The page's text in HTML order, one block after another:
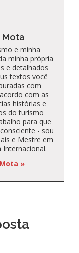
Mota
e minha
minha própria
e detalhados
textos você
com
com as
histórias e
do turismo
para que
- sou
e Mestre em
Internacional.
»